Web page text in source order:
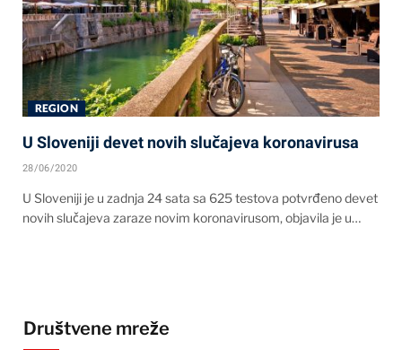
REGION
U Sloveniji devet novih slučajeva koronavirusa
28/06/2020
U Sloveniji je u zadnja 24 sata sa 625 testova potvrđeno devet
novih slučajeva zaraze novim koronavirusom, objavila je u…
Društvene mreže